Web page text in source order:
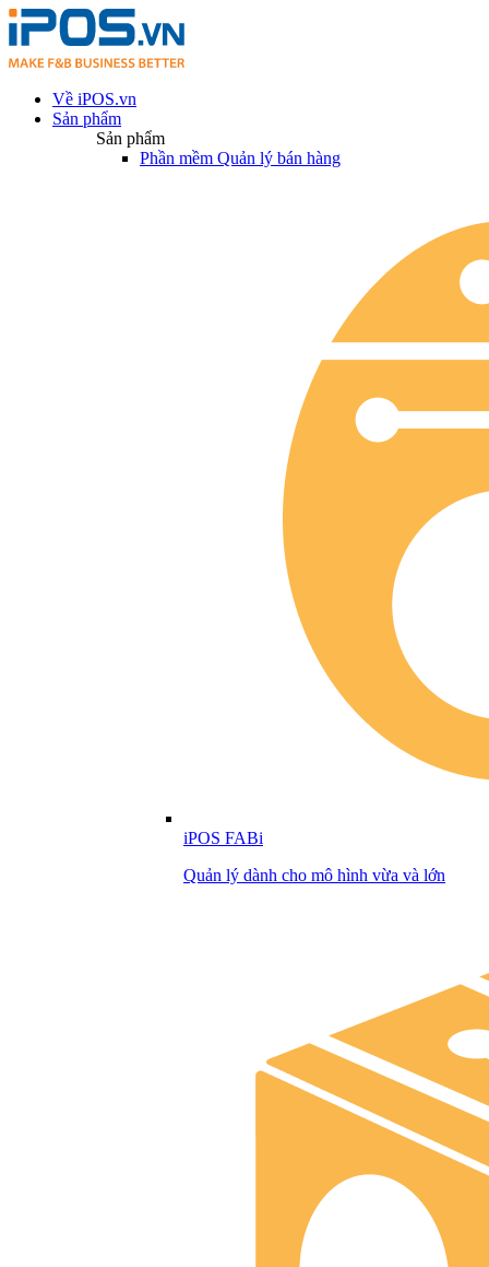
Về iPOS.vn
Sản phẩm
Sản phẩm
Phần mềm Quản lý bán hàng
iPOS FABi
Quản lý dành cho mô hình vừa và lớn